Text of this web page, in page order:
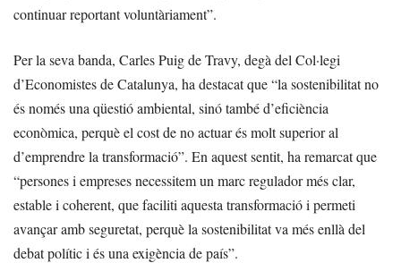
continuar reportant voluntàriament”.
Per la seva banda, Carles Puig de Travy, degà del Col·legi
d’Economistes de Catalunya, ha destacat que “la sostenibilitat no
és només una qüestió ambiental, sinó també d’eficiència
econòmica, perquè el cost de no actuar és molt superior al
d’emprendre la transformació”. En aquest sentit, ha remarcat que
“persones i empreses necessitem un marc regulador més clar,
estable i coherent, que faciliti aquesta transformació i permeti
avançar amb seguretat, perquè la sostenibilitat va més enllà del
debat polític i és una exigència de país”.